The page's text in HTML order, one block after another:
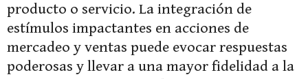
producto o servicio. La integración de
estímulos impactantes en acciones de
mercadeo y ventas puede evocar respuestas
poderosas y llevar a una mayor fidelidad a la